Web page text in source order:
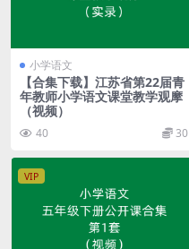
小学语文
【合集下载】江苏省第22届青
年教师小学语文课堂教学观摩
（视频）
40 30
VIP